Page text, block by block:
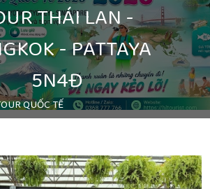
THÁI LAN -
- PATTAYA
5N4Đ
QUỐC TẾ